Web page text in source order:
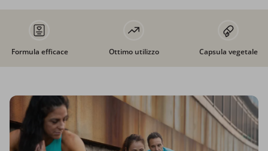
Formula efficace Ottimo utilizzo Capsula vegetale